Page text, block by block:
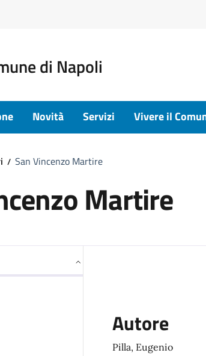
di Napoli
Novità Servizi Vivere il
San Vincenzo Martire
Martire
Autore
Pilla, Eugenio